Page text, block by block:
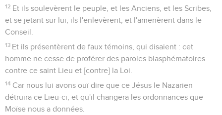
12 Et ils soulevèrent le peuple, et les Anciens, et les Scribes,
et se jetant sur lui, ils l'enlevèrent, et l'amenèrent dans le
Conseil.
13 Et ils présentèrent de faux témoins, qui disaient : cet
homme ne cesse de proférer des paroles blasphématoires
contre ce saint Lieu et [contre] la Loi.
14 Car nous lui avons ouï dire que ce Jésus le Nazarien
détruira ce Lieu-ci, et qu'il changera les ordonnances que
Moïse nous a données.